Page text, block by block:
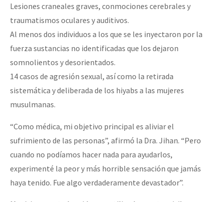
Lesiones craneales graves, conmociones cerebrales y
traumatismos oculares y auditivos.
Al menos dos individuos a los que se les inyectaron por la
fuerza sustancias no identificadas que los dejaron
somnolientos y desorientados.
14 casos de agresión sexual, así como la retirada
sistemática y deliberada de los hiyabs a las mujeres
musulmanas.
“Como médica, mi objetivo principal es aliviar el
sufrimiento de las personas”, afirmó la Dra. Jihan. “Pero
cuando no podíamos hacer nada para ayudarlos,
experimenté la peor y más horrible sensación que jamás
haya tenido. Fue algo verdaderamente devastador”.